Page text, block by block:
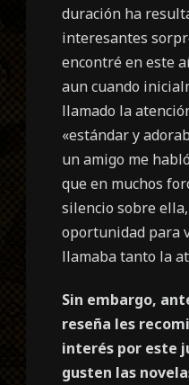
duración ha
interesantes
encontré en este
aun cuando
llamado la
«estándar y
un amigo me
que en muchos
silencio sobre
oportunidad para
llamaba tanto la
Sin embargo,
reseña les
interés por este
gusten las